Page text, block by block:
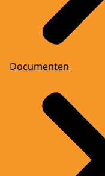
Documenten